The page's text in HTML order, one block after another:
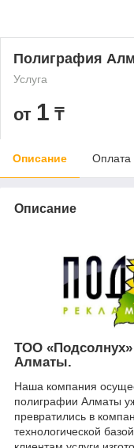
Полиграфия
Услуга
от 1 ₸
Описание Оплата
Описание
ТОО «Подсолнух»
Алматы.
Наша компания
полиграфии Алматы
превратились в
технологической